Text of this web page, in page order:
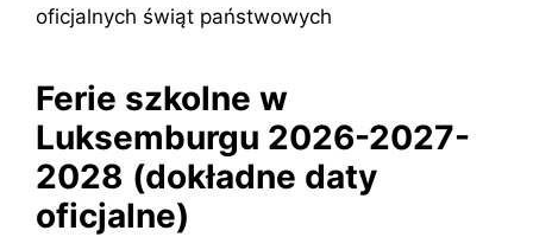
oficjalnych świąt państwowych
Ferie szkolne w
Luksemburgu 2026-2027-
2028 (dokładne daty
oficjalne)